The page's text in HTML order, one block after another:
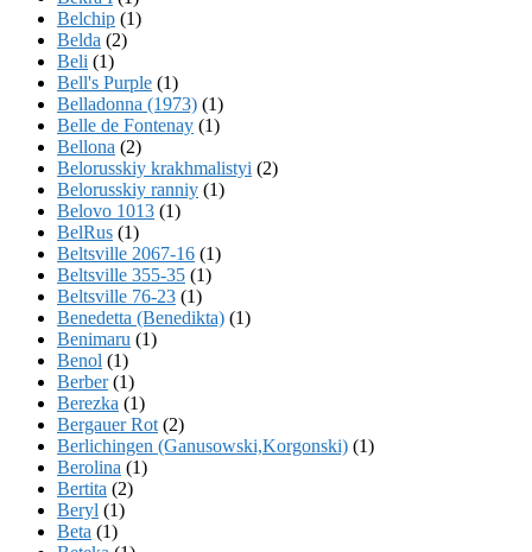
Belchip (1)
Belda (2)
Beli (1)
Bell's Purple (1)
Belladonna (1973) (1)
Belle de Fontenay (1)
Bellona (2)
Belorusskiy krakhmalistyi (2)
Belorusskiy ranniy (1)
Belovo 1013 (1)
BelRus (1)
Beltsville 2067-16 (1)
Beltsville 355-35 (1)
Beltsville 76-23 (1)
Benedetta (Benedikta) (1)
Benimaru (1)
Benol (1)
Berber(1)
Berezka (1)
Bergauer Rot (2)
Berlichingen (Ganusowski,Korgonski) (1)
Berolina (1)
Bertita (2)
Beryl (1)
Beta (1)